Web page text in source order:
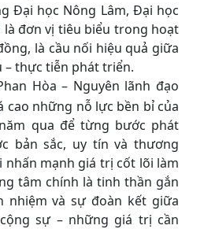
Đại học Nông Lâm, Đại học
là đơn vị tiêu biểu trong hoạt
là cầu nối hiệu quả giữa
– thực tiễn phát triển.
Phan Hòa – Nguyên lãnh đạo
cao những nỗ lực bền bỉ của
qua để từng bước phát
bản sắc, uy tín và thương
mạnh giá trị cốt lõi làm
tâm chính là tinh thần gắn
nhiệm và sự đoàn kết giữa
sự – những giá trị cần